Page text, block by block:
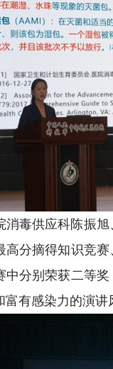
消毒供应科陈振
分摘得知识竞
中分别荣获二等
有感染力的演讲